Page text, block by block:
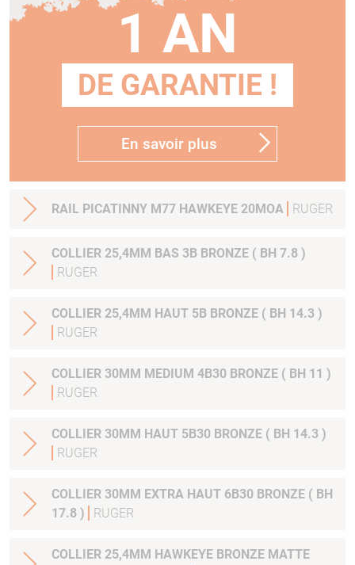
1 AN
DE GARANTIE !
En savoir plus
RAIL PICATINNY M77 HAWKEYE 20MOA RUGER
COLLIER 25,4MM BAS 3B BRONZE ( BH 7.8 )
RUGER
COLLIER 25,4MM HAUT 5B BRONZE ( BH 14.3 )
RUGER
COLLIER 30MM MEDIUM 4B30 BRONZE ( BH 11 )
RUGER
COLLIER 30MM HAUT 5B30 BRONZE ( BH 14.3 )
RUGER
COLLIER 30MM EXTRA HAUT 6B30 BRONZE ( BH
17.8 )
RUGER
COLLIER 25,4MM HAWKEYE BRONZE MATTE